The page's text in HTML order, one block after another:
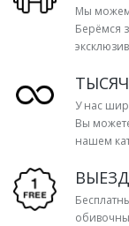
Мы можем
Берёмся
У нас
Вы
нашем